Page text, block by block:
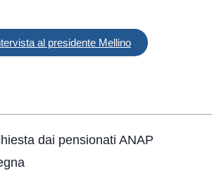
al presidente Mellino
dai pensionati ANAP